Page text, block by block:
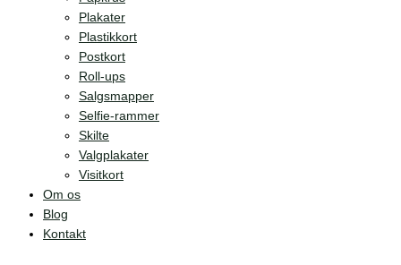
Plakater
Plastikkort
Postkort
Roll-ups
Salgsmapper
Selfie-rammer
Skilte
Valgplakater
Visitkort
Om os
Blog
Kontakt